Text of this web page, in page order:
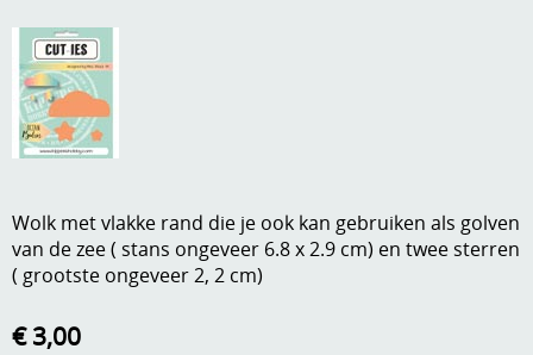
Aanbiedingen
Andere
Boeken en magazines
DVD-CD
Embossen
Handige extra's
Verzend - en verpakkingsk
Mijn account
Anders creatief
Wolk met vlakke rand die je ook kan gebruiken als golven
van de zee ( stans ongeveer 6.8 x 2.9 cm) en twee sterren
( grootste ongeveer 2, 2 cm)
€ 3,00